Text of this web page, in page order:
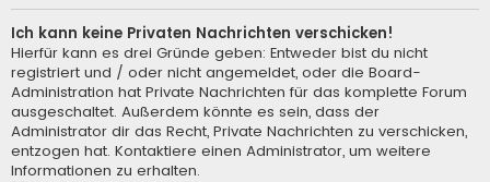
Ich kann keine Privaten Nachrichten verschicken!
Hierfür kann es drei Gründe geben: Entweder bist du nicht
registriert und / oder nicht angemeldet, oder die Board-
Administration hat Private Nachrichten für das komplette Forum
ausgeschaltet. Außerdem könnte es sein, dass der
Administrator dir das Recht, Private Nachrichten zu verschicken,
entzogen hat. Kontaktiere einen Administrator, um weitere
Informationen zu erhalten.